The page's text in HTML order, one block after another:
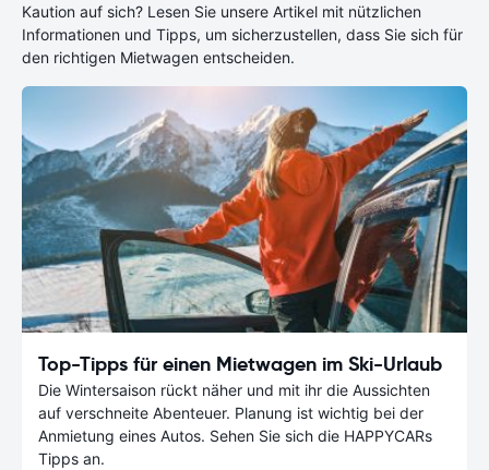
Kaution auf sich? Lesen Sie unsere Artikel mit nützlichen
Informationen und Tipps, um sicherzustellen, dass Sie sich für
den richtigen Mietwagen entscheiden.
Top-Tipps für einen Mietwagen im Ski-Urlaub
Die Wintersaison rückt näher und mit ihr die Aussichten
auf verschneite Abenteuer. Planung ist wichtig bei der
Anmietung eines Autos. Sehen Sie sich die HAPPYCARs
Tipps an.